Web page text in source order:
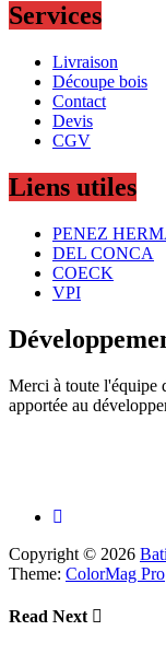
Services
Livraison
Découpe bois
Contact
Devis
CGV
Liens utiles
PENEZ
DEL CONCA
COECK
VPI
Merci à toute
apportée au
Copyright © 2026
Theme: ColorMag Pro
Read Next